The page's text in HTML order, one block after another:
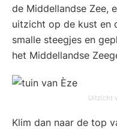
de Middellandse Zee,
uitzicht op de kust en
smalle steegjes en
het Middellandse
Uitzicht
Klim dan naar de top